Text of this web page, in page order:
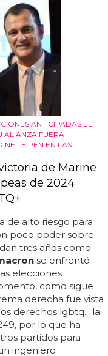
ANTICIPADAS EL
ALIANZA FUERA
LE PEN EN LAS
de Marine
de 2024
de alto riesgo para
poco poder sobre
tres años como
se enfrentó
elecciones
como sigue
derecha fue vista
derechos lgbtq... la
por lo que ha
partidos para
ingeniero